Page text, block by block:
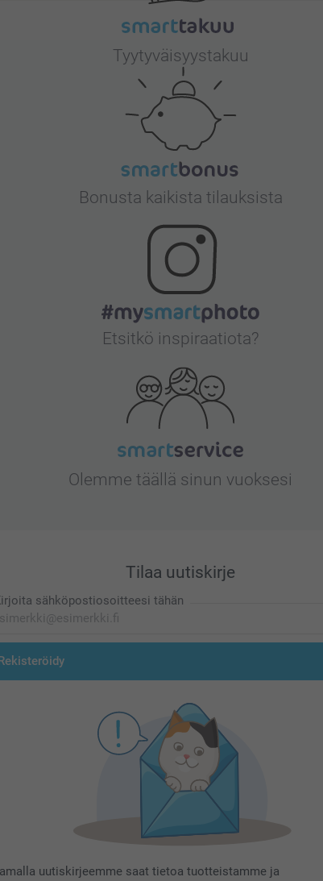
Tyytyväisyystakuu
Bonusta kaikista tilauksista
Etsitkö inspiraatiota?
Olemme täällä sinun vuoksesi
Tilaa uutiskirje
sähköpostiosoitteesi tähän
Rekisteröidy
uutiskirjeemme saat tietoa tuotteistamme ja